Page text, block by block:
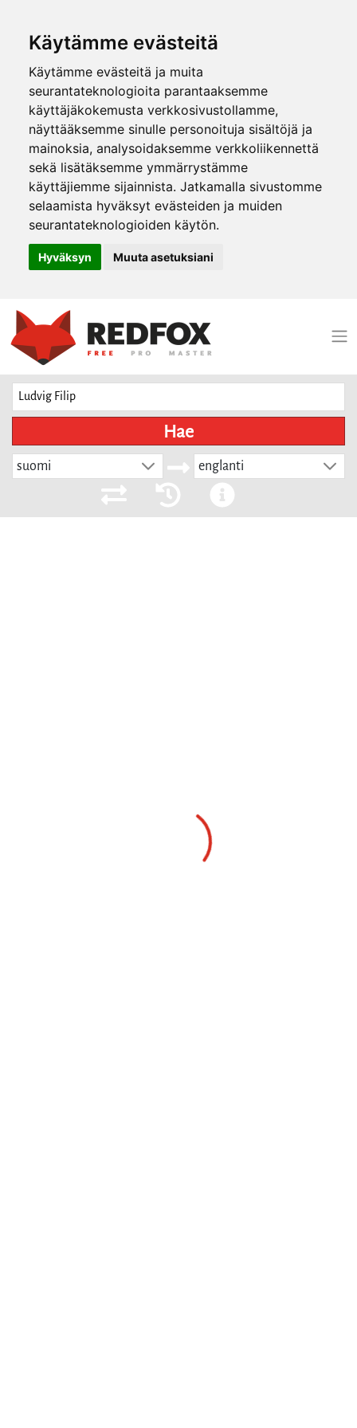
Käytämme evästeitä
Käytämme evästeitä ja muita
seurantateknologioita parantaaksemme
käyttäjäkokemusta verkkosivustollamme,
näyttääksemme sinulle personoituja sisältöjä ja
mainoksia, analysoidaksemme verkkoliikennettä
sekä lisätäksemme ymmärrystämme
käyttäjiemme sijainnista. Jatkamalla sivustomme
selaamista hyväksyt evästeiden ja muiden
seurantateknologioiden käytön.
Hyväksyn Muuta asetuksiani
Hae
suomi englanti